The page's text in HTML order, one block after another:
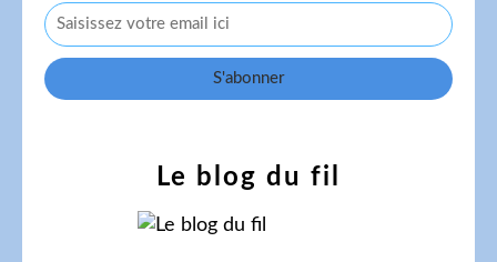
Le blog du fil